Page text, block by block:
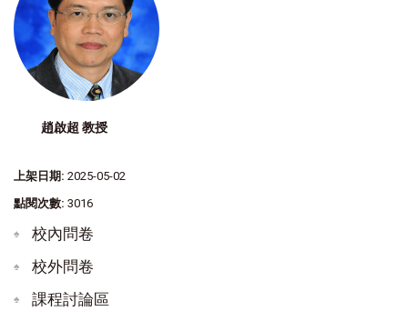
趙啟超 教授
上架日期: 2025-05-02
點閱次數: 3016
校內問卷
校外問卷
課程討論區